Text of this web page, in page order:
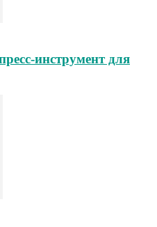
инструмент для